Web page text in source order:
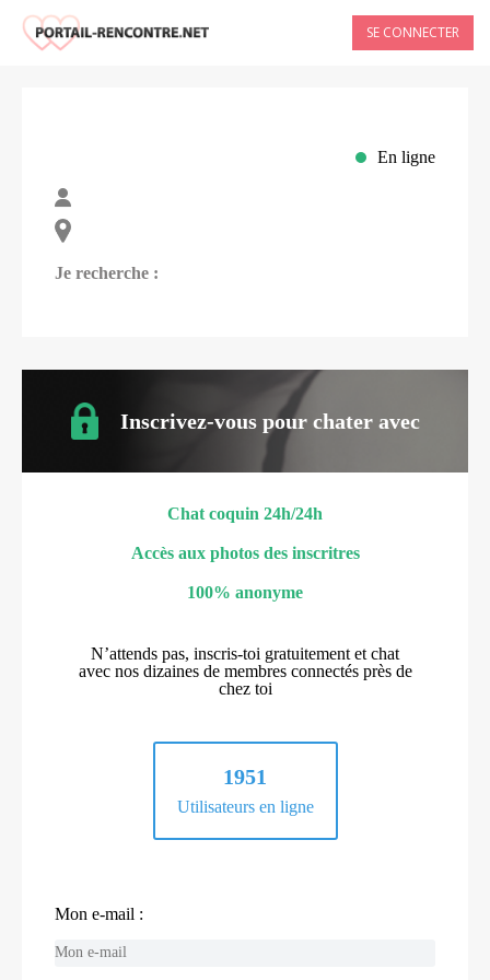
SE CONNECTER
En ligne
Je recherche :
Inscrivez-vous pour chater avec
Chat coquin 24h/24h
Accès aux photos des inscritres
100% anonyme
N’attends pas, inscris-toi gratuitement et chat
avec nos dizaines de membres connectés près de
chez toi
1951
Utilisateurs en ligne
Mon e-mail :